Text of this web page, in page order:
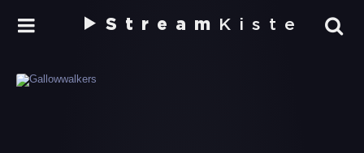
Stream Kiste